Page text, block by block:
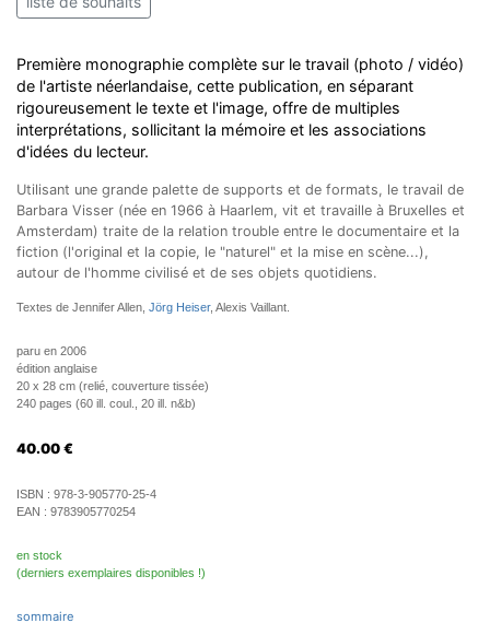
Première monographie complète sur le travail (photo / vidéo)
de l'artiste néerlandaise, cette publication, en séparant
rigoureusement le texte et l'image, offre de multiples
interprétations, sollicitant la mémoire et les associations
d'idées du lecteur.
Utilisant une grande palette de supports et de formats, le travail de
Barbara Visser (née en 1966 à Haarlem, vit et travaille à Bruxelles et
Amsterdam) traite de la relation trouble entre le documentaire et la
fiction (l'original et la copie, le "naturel" et la mise en scène...),
autour de l'homme civilisé et de ses objets quotidiens.
Textes de Jennifer Allen, Jörg Heiser, Alexis Vaillant.
paru en 2006
édition anglaise
20 x 28 cm (relié, couverture tissée)
240 pages (60 ill. coul., 20 ill. n&b)
40.00 €
ISBN : 978-3-905770-25-4
EAN : 9783905770254
en stock
(derniers exemplaires disponibles !)
sommaire